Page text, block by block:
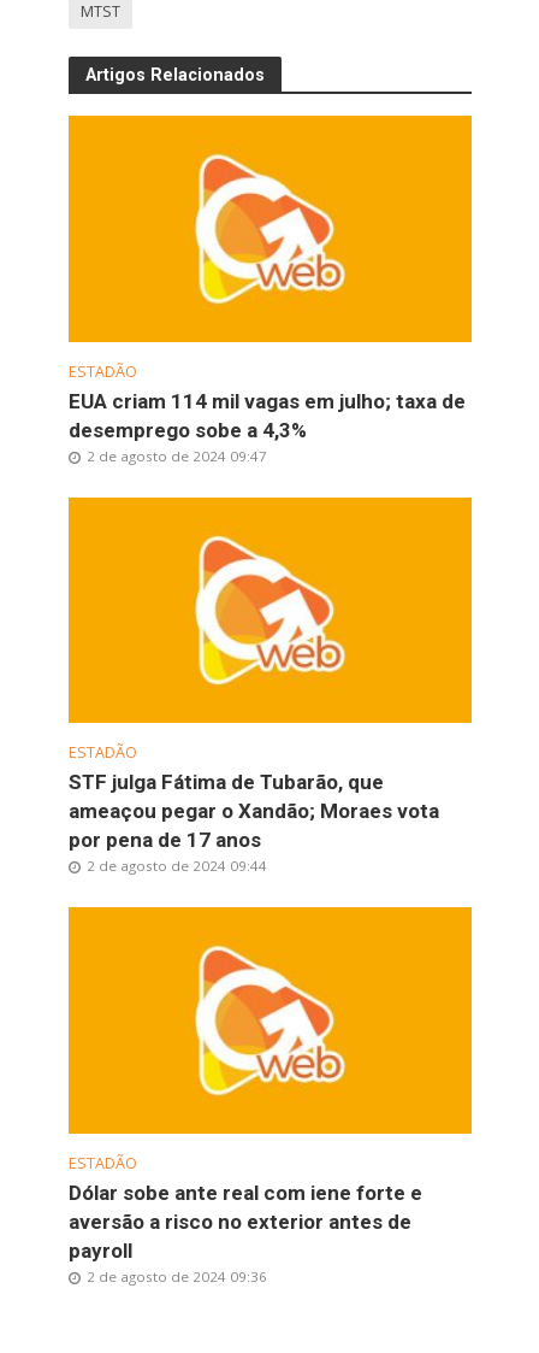
MTST
Artigos Relacionados
ESTADÃO
EUA criam 114 mil vagas em julho; taxa de
desemprego sobe a 4,3%
2 de agosto de 2024 09:47
ESTADÃO
STF julga Fátima de Tubarão, que
ameaçou pegar o Xandão; Moraes vota
por pena de 17 anos
2 de agosto de 2024 09:44
ESTADÃO
Dólar sobe ante real com iene forte e
aversão a risco no exterior antes de
payroll
2 de agosto de 2024 09:36